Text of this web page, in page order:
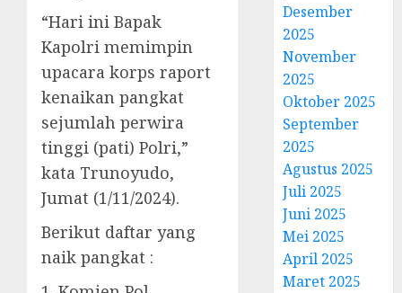
“Hari ini Bapak
Kapolri memimpin
upacara korps raport
kenaikan pangkat
sejumlah perwira
tinggi (pati) Polri,”
kata Trunoyudo,
Jumat (1/11/2024).
Berikut daftar yang
naik pangkat :
Desember
2025
November
2025
Oktober 2025
September
2025
Agustus 2025
Juli 2025
Juni 2025
Mei 2025
April 2025
Maret 2025